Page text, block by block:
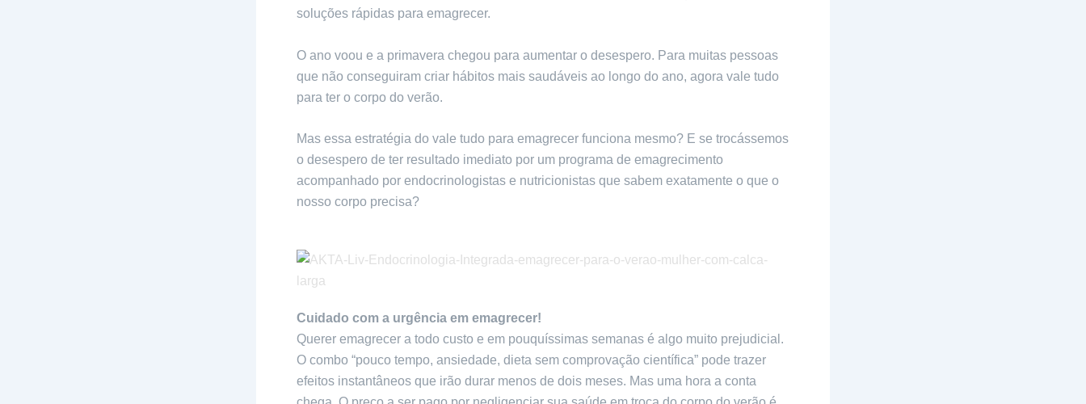
soluções rápidas para emagrecer.
O ano voou e a primavera chegou para aumentar o desespero. Para muitas pessoas
que não conseguiram criar hábitos mais saudáveis ao longo do ano, agora vale tudo
para ter o corpo do verão.
Mas essa estratégia do vale tudo para emagrecer funciona mesmo? E se trocássemos
o desespero de ter resultado imediato por um programa de emagrecimento
acompanhado por endocrinologistas e nutricionistas que sabem exatamente o que o
nosso corpo precisa?
Cuidado com a urgência em emagrecer!
Querer emagrecer a todo custo e em pouquíssimas semanas é algo muito prejudicial.
O combo “pouco tempo, ansiedade, dieta sem comprovação científica” pode trazer
efeitos instantâneos que irão durar menos de dois meses. Mas uma hora a conta